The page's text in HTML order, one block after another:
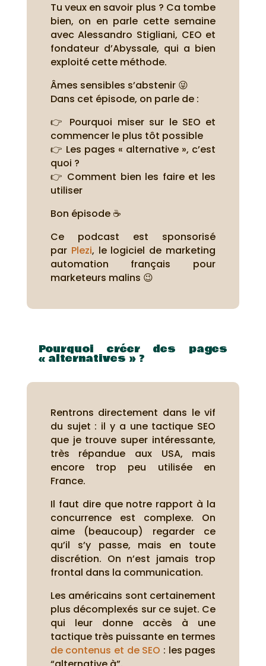
Tu veux en savoir plus ? Ca tombe
bien, on en parle cette semaine
avec Alessandro Stigliani, CEO et
fondateur d’Abyssale, qui a bien
exploité cette méthode.
Âmes sensibles s’abstenir 😜
Dans cet épisode, on parle de :
👉 Pourquoi miser sur le SEO et
commencer le plus tôt possible
👉 Les pages « alternative », c’est
quoi ?
👉 Comment bien les faire et les
utiliser
Bon épisode ☕
Ce podcast est sponsorisé
par Plezi, le logiciel de marketing
automation français pour
marketeurs malins 😉
Pourquoi créer des pages
« alternatives » ?
Rentrons directement dans le vif
du sujet : il y a une tactique SEO
que je trouve super intéressante,
très répandue aux USA, mais
encore trop peu utilisée en
France.
Il faut dire que notre rapport à la
concurrence est complexe. On
aime (beaucoup) regarder ce
qu’il s’y passe, mais en toute
discrétion. On n’est jamais trop
frontal dans la communication.
Les américains sont certainement
plus décomplexés sur ce sujet. Ce
qui leur donne accès à une
tactique très puissante en termes
de contenus et de SEO : les pages